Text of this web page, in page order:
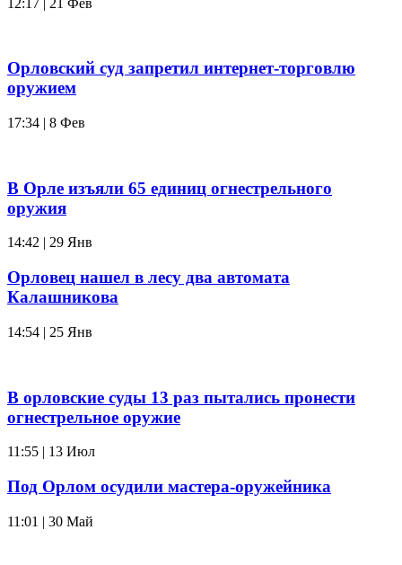
Орловский суд запретил интернет-торговлю
оружием
17:34 | 8 Фев
В Орле изъяли 65 единиц огнестрельного
оружия
14:42 | 29 Янв
Орловец нашел в лесу два автомата
Калашникова
14:54 | 25 Янв
В орловские суды 13 раз пытались пронести
огнестрельное оружие
11:55 | 13 Июл
Под Орлом осудили мастера-оружейника
11:01 | 30 Май